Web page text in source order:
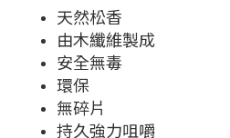
天然松香
由木纖維製成
安全無毒
環保
無碎片
持久強力咀嚼